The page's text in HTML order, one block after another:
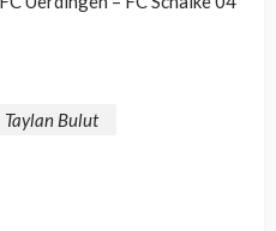
Taylan Bulut